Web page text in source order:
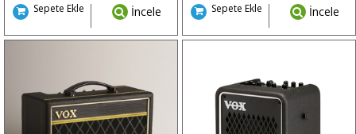
Sepete Ekle İncele Sepete Ekle İncele